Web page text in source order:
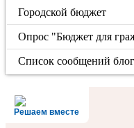
Городской бюджет
Опрос "Бюджет для
Список сообщений
Решаем вместе